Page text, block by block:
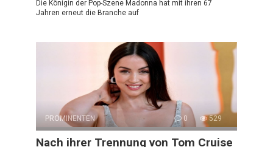
Die Königin der Pop-Szene Madonna hat mit ihren 67
Jahren erneut die Branche auf
PROMINENTEN 0 529
Nach ihrer Trennung von Tom Cruise